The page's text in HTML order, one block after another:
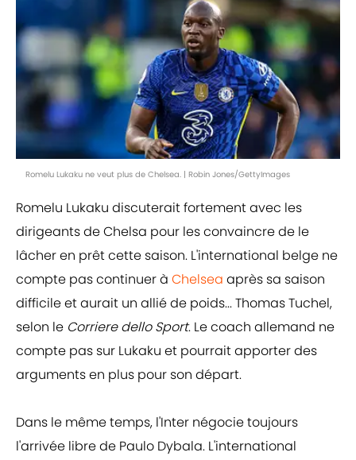
Romelu Lukaku ne veut plus de Chelsea. | Robin Jones/GettyImages
Romelu Lukaku discuterait fortement avec les
dirigeants de Chelsa pour les convaincre de le
lâcher en prêt cette saison. L'international belge ne
compte pas continuer à Chelsea après sa saison
difficile et aurait un allié de poids... Thomas Tuchel,
selon le Corriere dello Sport. Le coach allemand ne
compte pas sur Lukaku et pourrait apporter des
arguments en plus pour son départ.
Dans le même temps, l'Inter négocie toujours
l'arrivée libre de Paulo Dybala. L'international